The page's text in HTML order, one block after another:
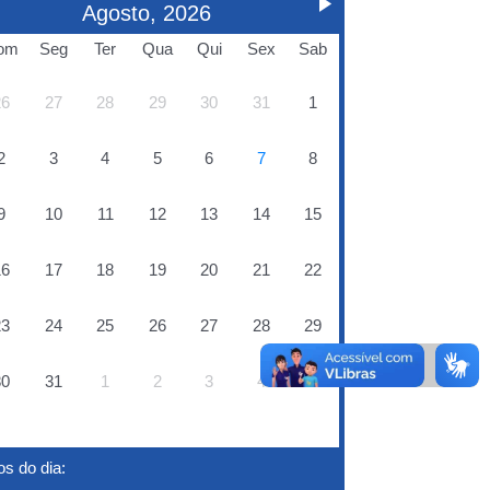
Agosto, 2026
Seg Ter Qua Qui Sex Sab
27 28 29 30 31 1
3 4 5 6 7 8
10 11 12 13 14 15
17 18 19 20 21 22
24 25 26 27 28 29
31 1 2 3 4 5
do dia: